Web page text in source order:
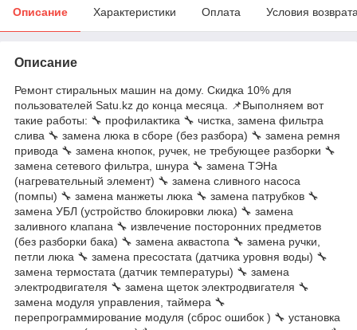
Описание Характеристики Оплата Условия
Описание
Ремонт стиральных машин на дому. Скидка 10% для
пользователей Satu.kz до конца месяца. 📌Выполняем вот
такие работы: 🔧 профилактика 🔧 чистка, замена фильтра
слива 🔧 замена люка в сборе (без разбора) 🔧 замена ремня
привода 🔧 замена кнопок, ручек, не требующее разборки 🔧
замена сетевого фильтра, шнура 🔧 замена ТЭНа
(нагревательный элемент) 🔧 замена сливного насоса
(помпы) 🔧 замена манжеты люка 🔧 замена патрубков 🔧
замена УБЛ (устройство блокировки люка) 🔧 замена
заливного клапана 🔧 извлечение посторонних предметов
(без разборки бака) 🔧 замена аквастопа 🔧 замена ручки,
петли люка 🔧 замена пресостата (датчика уровня воды) 🔧
замена термостата (датчик температуры) 🔧 замена
электродвигателя 🔧 замена щеток электродвигателя 🔧
замена модуля управления, таймера 🔧
перепрограммирование модуля (сброс ошибок ) 🔧 установка